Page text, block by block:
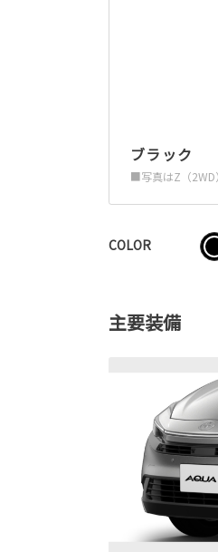
ブラック
■写真はZ（2WD
COLOR
主要装備